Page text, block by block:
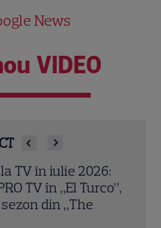
News
VIDEO
TV în iulie 2026:
TV în „El Turco”,
din „The